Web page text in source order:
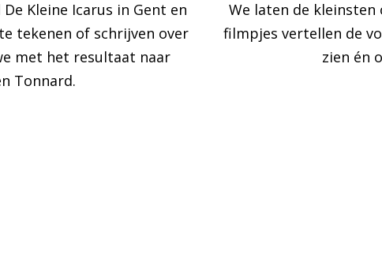
Kleine Icarus in Gent en
tekenen of schrijven over
met het resultaat naar
Tonnard.
We laten de
filmpjes vertellen de
zien én